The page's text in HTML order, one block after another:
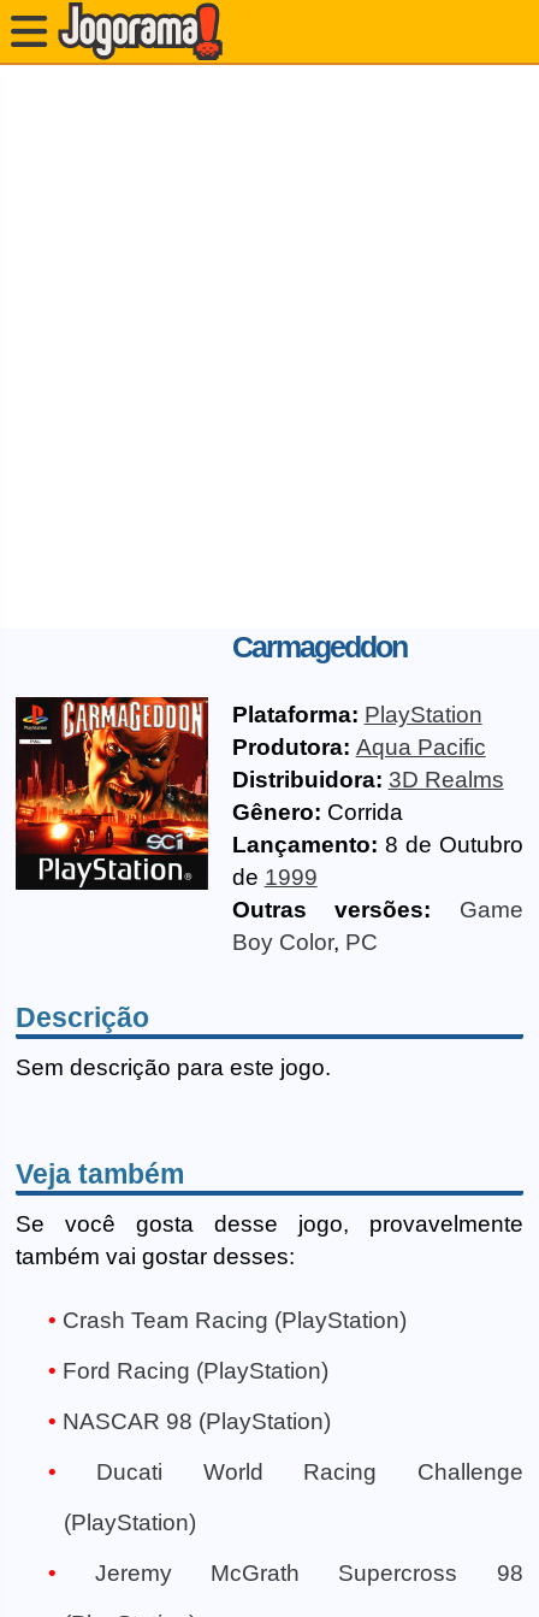
Carmageddon
Plataforma: PlayStation
Produtora: Aqua Pacific
Distribuidora: 3D Realms
Gênero: Corrida
Lançamento: 8 de Outubro
de 1999
Outras versões:
Game
Boy Color, PC
Descrição
Sem descrição para este jogo.
Veja também
Se você gosta desse jogo, provavelmente
também vai gostar desses:
Crash Team Racing (PlayStation)
Ford Racing (PlayStation)
NASCAR 98 (PlayStation)
Ducati World Racing Challenge
(PlayStation)
Jeremy McGrath Supercross 98